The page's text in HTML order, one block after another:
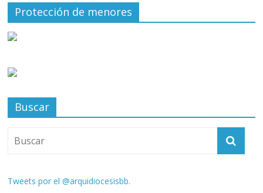
Protección de menores
Buscar
Tweets por el @arquidiocesisbb.